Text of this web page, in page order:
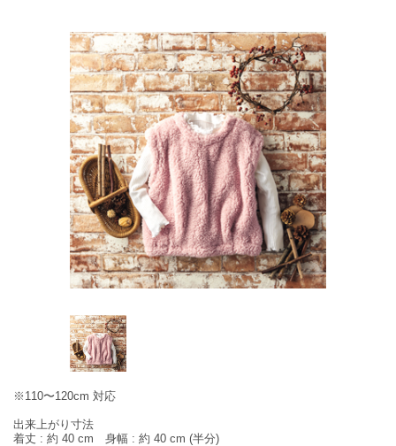
※110〜120cm 対応
出来上がり寸法
着丈 : 約 40 cm 身幅 : 約 40 cm (半分)